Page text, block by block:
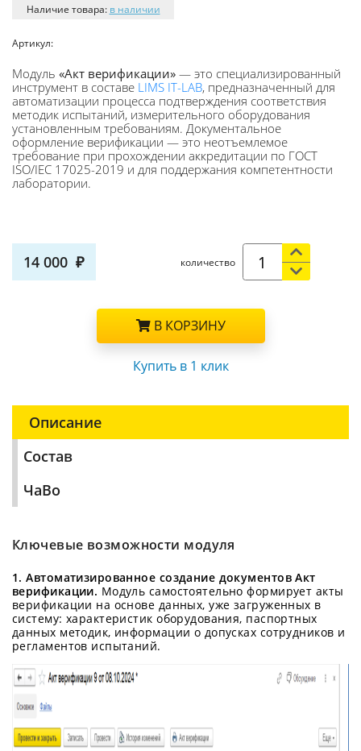
Наличие товара: в наличии
Артикул:
Модуль «Акт верификации» — это специализированный
инструмент в составе LIMS IT-LAB, предназначенный для
автоматизации процесса подтверждения соответствия
методик испытаний, измерительного оборудования
установленным требованиям. Документальное
оформление верификации — это неотъемлемое
требование при прохождении аккредитации по ГОСТ
ISO/IEC 17025-2019 и для поддержания компетентности
лаборатории.
14 000 количество
В КОРЗИНУ
Купить в 1 клик
Описание
Состав
ЧаВо
Ключевые возможности модуля
1. Автоматизированное создание документов Акт
верификации. Модуль самостоятельно формирует акты
верификации на основе данных, уже загруженных в
систему: характеристик оборудования, паспортных
данных методик, информации о допусках сотрудников и
регламентов испытаний.